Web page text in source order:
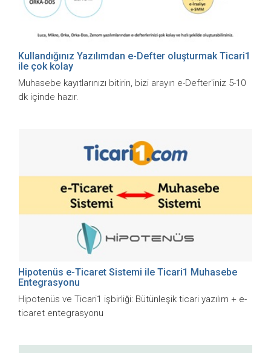
Kullandığınız Yazılımdan e-Defter oluşturmak Ticari1
ile çok kolay
Muhasebe kayıtlarınızı bitirin, bizi arayın e-Defter'iniz 5-10
dk içinde hazır.
Hipotenüs e-Ticaret Sistemi ile Ticari1 Muhasebe
Entegrasyonu
Hipotenüs ve Ticari1 işbirliği: Bütünleşik ticari yazılım + e-
ticaret entegrasyonu